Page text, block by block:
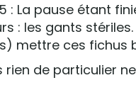
: La pause étant
: les gants
mettre ces fichus
rien de particulier